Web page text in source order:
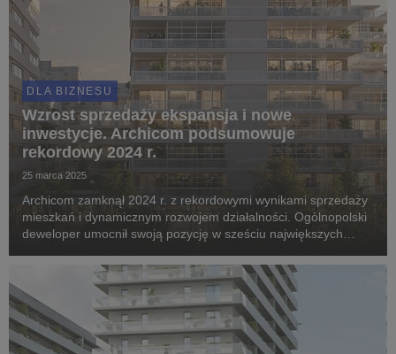
DLA BIZNESU
Wzrost sprzedaży ekspansja i nowe
inwestycje. Archicom podsumowuje
rekordowy 2024 r.
25 marca 2025
Archicom zamknął 2024 r. z rekordowymi wynikami sprzedaży
mieszkań i dynamicznym rozwojem działalności. Ogólnopolski
deweloper umocnił swoją pozycję w sześciu największych